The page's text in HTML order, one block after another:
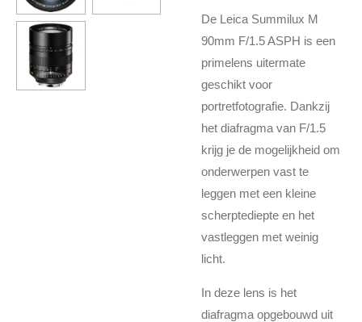
De Leica Summilux M
90mm F/1.5 ASPH is een
primelens uitermate
geschikt voor
portretfotografie. Dankzij
het diafragma van F/1.5
krijg je de mogelijkheid om
onderwerpen vast te
leggen met een kleine
scherptediepte en het
vastleggen met weinig
licht.
In deze lens is het
diafragma opgebouwd uit